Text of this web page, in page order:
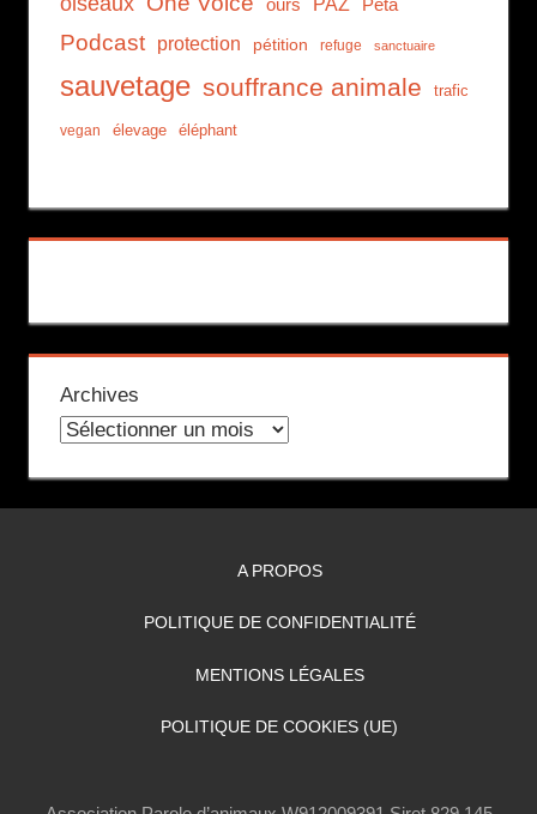
ours Peta
Podcast protection pétition refuge sanctuaire
sauvetage souffrance animale trafic
vegan élevage éléphant
Archives
A PROPOS
POLITIQUE DE CONFIDENTIALITÉ
MENTIONS LÉGALES
POLITIQUE DE COOKIES (UE)